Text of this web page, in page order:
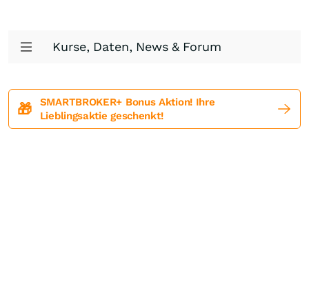
Kurse, Daten, News & Forum
🎁
SMARTBROKER+ Bonus Aktion! Ihre
Lieblingsaktie geschenkt!